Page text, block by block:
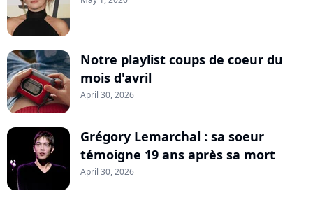
Notre playlist coups de coeur du
mois d'avril
April 30, 2026
Grégory Lemarchal : sa soeur
témoigne 19 ans après sa mort
April 30, 2026